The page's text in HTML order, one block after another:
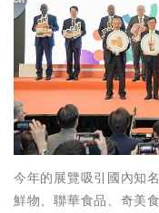
今年的展覽吸引國內知
鮮物、聯華食品、奇美